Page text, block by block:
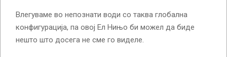
Влегуваме во непознати води со таква глобална
конфигурација, па овој Ел Нињо би можел да биде
нешто што досега не сме го виделе.